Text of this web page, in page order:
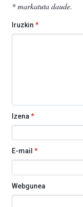
*markatuta daude.
Iruzkin *
Izena *
E-mail *
Webgunea